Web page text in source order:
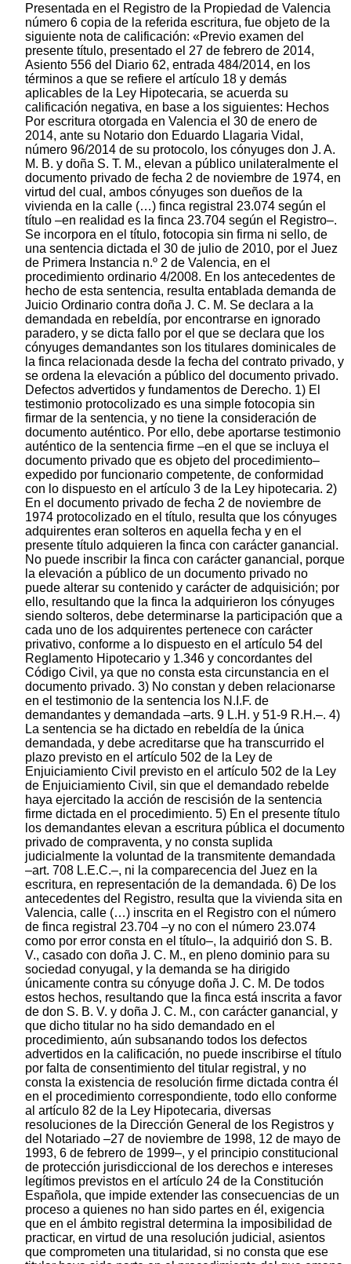
Presentada en el Registro de la Propiedad de Valencia
número 6 copia de la referida escritura, fue objeto de la
siguiente nota de calificación: «Previo examen del
presente título, presentado el 27 de febrero de 2014,
Asiento 556 del Diario 62, entrada 484/2014, en los
términos a que se refiere el artículo 18 y demás
aplicables de la Ley Hipotecaria, se acuerda su
calificación negativa, en base a los siguientes: Hechos
Por escritura otorgada en Valencia el 30 de enero de
2014, ante su Notario don Eduardo Llagaria Vidal,
número 96/2014 de su protocolo, los cónyuges don J. A.
M. B. y doña S. T. M., elevan a público unilateralmente el
documento privado de fecha 2 de noviembre de 1974, en
virtud del cual, ambos cónyuges son dueños de la
vivienda en la calle (…) finca registral 23.074 según el
título –en realidad es la finca 23.704 según el Registro–.
Se incorpora en el título, fotocopia sin firma ni sello, de
una sentencia dictada el 30 de julio de 2010, por el Juez
de Primera Instancia n.º 2 de Valencia, en el
procedimiento ordinario 4/2008. En los antecedentes de
hecho de esta sentencia, resulta entablada demanda de
Juicio Ordinario contra doña J. C. M. Se declara a la
demandada en rebeldía, por encontrarse en ignorado
paradero, y se dicta fallo por el que se declara que los
cónyuges demandantes son los titulares dominicales de
la finca relacionada desde la fecha del contrato privado, y
se ordena la elevación a público del documento privado.
Defectos advertidos y fundamentos de Derecho. 1) El
testimonio protocolizado es una simple fotocopia sin
firmar de la sentencia, y no tiene la consideración de
documento auténtico. Por ello, debe aportarse testimonio
auténtico de la sentencia firme –en el que se incluya el
documento privado que es objeto del procedimiento–
expedido por funcionario competente, de conformidad
con lo dispuesto en el artículo 3 de la Ley hipotecaria. 2)
En el documento privado de fecha 2 de noviembre de
1974 protocolizado en el título, resulta que los cónyuges
adquirentes eran solteros en aquella fecha y en el
presente título adquieren la finca con carácter ganancial.
No puede inscribir la finca con carácter ganancial, porque
la elevación a público de un documento privado no
puede alterar su contenido y carácter de adquisición; por
ello, resultando que la finca la adquirieron los cónyuges
siendo solteros, debe determinarse la participación que a
cada uno de los adquirentes pertenece con carácter
privativo, conforme a lo dispuesto en el artículo 54 del
Reglamento Hipotecario y 1.346 y concordantes del
Código Civil, ya que no consta esta circunstancia en el
documento privado. 3) No constan y deben relacionarse
en el testimonio de la sentencia los N.I.F. de
demandantes y demandada –arts. 9 L.H. y 51-9 R.H.–. 4)
La sentencia se ha dictado en rebeldía de la única
demandada, y debe acreditarse que ha transcurrido el
plazo previsto en el artículo 502 de la Ley de
Enjuiciamiento Civil previsto en el artículo 502 de la Ley
de Enjuiciamiento Civil, sin que el demandado rebelde
haya ejercitado la acción de rescisión de la sentencia
firme dictada en el procedimiento. 5) En el presente título
los demandantes elevan a escritura pública el documento
privado de compraventa, y no consta suplida
judicialmente la voluntad de la transmitente demandada
–art. 708 L.E.C.–, ni la comparecencia del Juez en la
escritura, en representación de la demandada. 6) De los
antecedentes del Registro, resulta que la vivienda sita en
Valencia, calle (…) inscrita en el Registro con el número
de finca registral 23.704 –y no con el número 23.074
como por error consta en el título–, la adquirió don S. B.
V., casado con doña J. C. M., en pleno dominio para su
sociedad conyugal, y la demanda se ha dirigido
únicamente contra su cónyuge doña J. C. M. De todos
estos hechos, resultando que la finca está inscrita a favor
de don S. B. V. y doña J. C. M., con carácter ganancial, y
que dicho titular no ha sido demandado en el
procedimiento, aún subsanando todos los defectos
advertidos en la calificación, no puede inscribirse el título
por falta de consentimiento del titular registral, y no
consta la existencia de resolución firme dictada contra él
en el procedimiento correspondiente, todo ello conforme
al artículo 82 de la Ley Hipotecaria, diversas
resoluciones de la Dirección General de los Registros y
del Notariado –27 de noviembre de 1998, 12 de mayo de
1993, 6 de febrero de 1999–, y el principio constitucional
de protección jurisdiccional de los derechos e intereses
legítimos previstos en el artículo 24 de la Constitución
Española, que impide extender las consecuencias de un
proceso a quienes no han sido partes en él, exigencia
que en el ámbito registral determina la imposibilidad de
practicar, en virtud de una resolución judicial, asientos
que comprometen una titularidad, si no consta que ese